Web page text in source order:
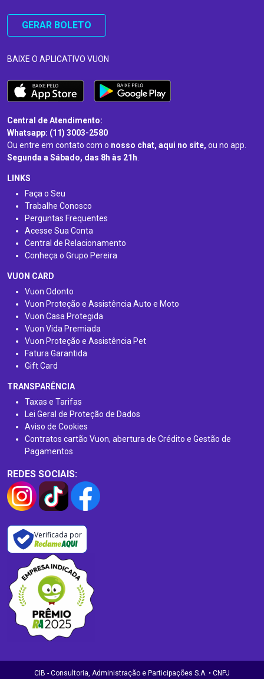
GERAR BOLETO
BAIXE O APLICATIVO VUON
Central de Atendimento:
Whatsapp: (11) 3003-2580
Ou entre em contato com o nosso chat, aqui no site, ou no app.
Segunda a Sábado, das 8h às 21h.
LINKS
Faça o Seu
Trabalhe Conosco
Perguntas Frequentes
Acesse Sua Conta
Central de Relacionamento
Conheça o Grupo Pereira
VUON CARD
Vuon Odonto
Vuon Proteção e Assistência Auto e Moto
Vuon Casa Protegida
Vuon Vida Premiada
Vuon Proteção e Assistência Pet
Fatura Garantida
Gift Card
TRANSPARÊNCIA
Taxas e Tarifas
Lei Geral de Proteção de Dados
Aviso de Cookies
Contratos cartão Vuon, abertura de Crédito e Gestão de
Pagamentos
REDES SOCIAIS:
Verificada por
CIB - Consultoria, Administração e Participações S.A. • CNPJ